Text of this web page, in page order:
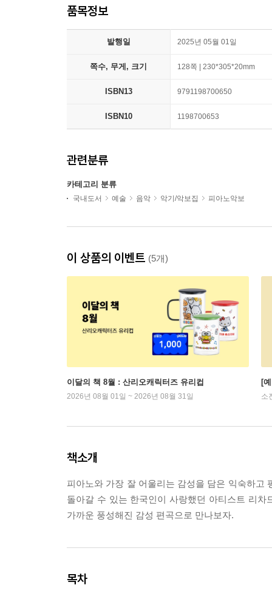
품목정보
발행일 2025년 05월 01일
쪽수, 무게, 크기 128쪽 | 230*305*20mm
ISBN13 9791198700650
ISBN10 1198700653
관련분류
카테고리 분류
국내도서 예술 음악 악기/악보집 피아노악보
이 상품의 이벤트 (5개)
이달의 책 8월 : 산리오캐릭터즈 유리컵
2026년 08월 01일 ~ 2026년 08월 31일
[
소
책소개
피아노와 가장 잘 어울리는 감성을 담은 익숙하고
돌아갈 수 있는 한국인이 사랑했던 아티스트 리
가까운 풍성해진 감성 편곡으로 만나보자.
목차